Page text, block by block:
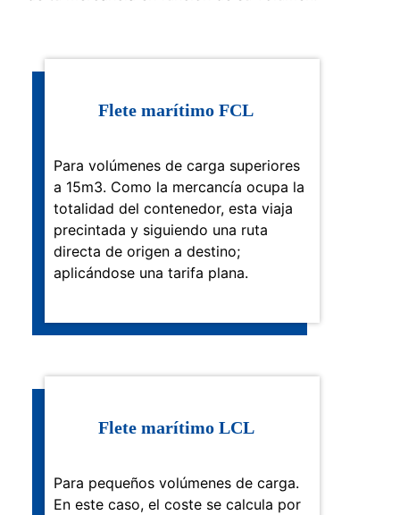
Flete marítimo FCL
Para volúmenes de carga superiores
a 15m3. Como la mercancía ocupa la
totalidad del contenedor, esta viaja
precintada y siguiendo una ruta
directa de origen a destino;
aplicándose una tarifa plana.
Flete marítimo LCL
Para pequeños volúmenes de carga.
En este caso, el coste se calcula por